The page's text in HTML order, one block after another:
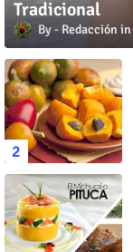
Tradicional
Redacción